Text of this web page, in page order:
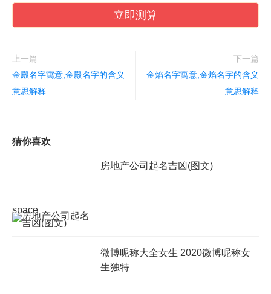
立即测算
上一篇
金殿名字寓意,金殿名字的含义
意思解释
下一篇
金焰名字寓意,金焰名字的含义
意思解释
猜你喜欢
space
房地产公司起名吉凶(图文)
微博昵称大全女生 2020微博昵称女
生独特